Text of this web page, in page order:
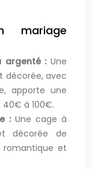
mariage
argenté : Une
décorée, avec
apporte une
à 100€.
:Une cage à
décorée de
et